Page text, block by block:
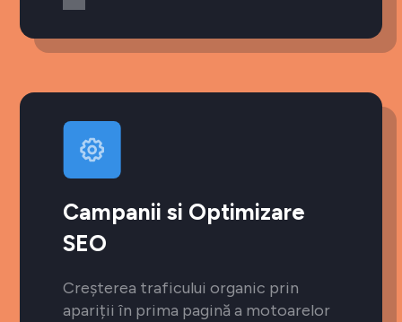
Campanii si Optimizare
SEO
Creșterea traficului organic prin
apariții în prima pagină a motoarelor